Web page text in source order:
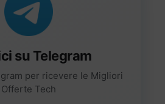
su Telegram
per ricevere le Migliori
Offerte Tech